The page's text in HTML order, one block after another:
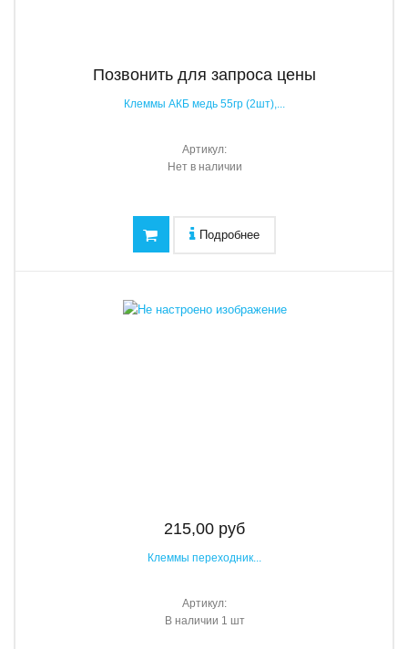
Позвонить для запроса цены
Клеммы АКБ медь 55гр (2шт),...
Артикул:
Нет в наличии
Подробнее
215,00 руб
Клеммы переходник...
Артикул:
В наличии 1 шт